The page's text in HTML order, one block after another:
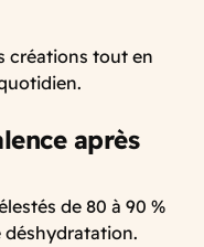
créations tout en
après
de 80 à 90 %
déshydratation.